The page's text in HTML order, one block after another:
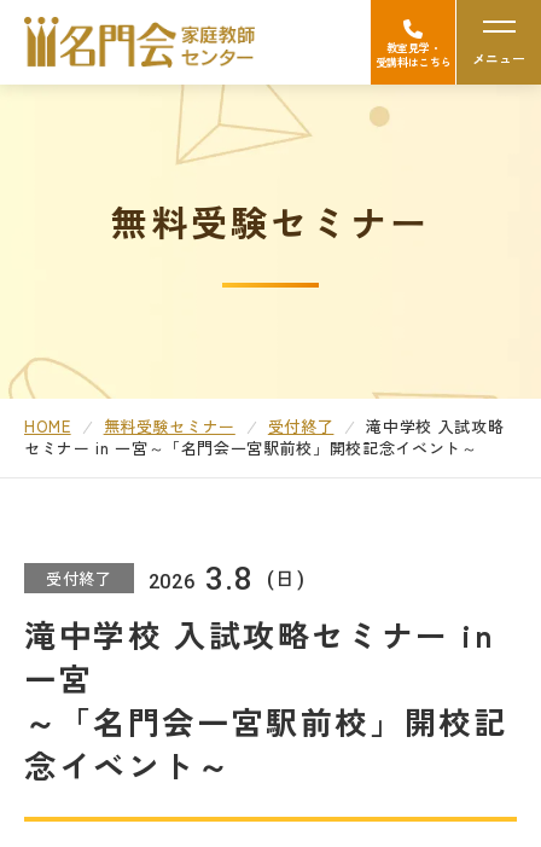
教室見学・
受講料はこちら メニュー
名門会の強み（選ばれる理由）
Googleの口コミを見る
高校受験/中高一貫対策
大学受験
教室を探す
対策講座・特別コース
受講までの流れ
無料受験セミナ
無料受験セミナー
HOME 無料受験セミナー 受付終了
滝中学校 入試攻略
セミナー in 一宮～「名門会一宮駅前校」開校記念イベント～
受付終了 2026 3.8 (日)
滝中学校 入試攻略セミナー in
一宮
～「名門会一宮駅前校」開校記
念イベント～